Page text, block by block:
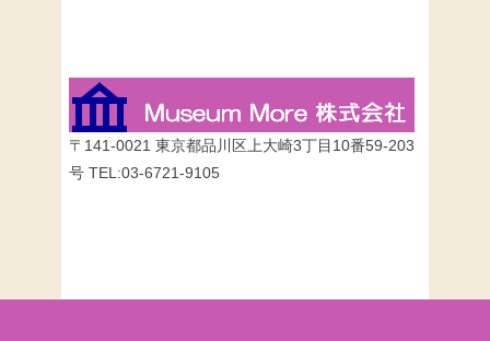
〒141-0021 東京都品川区上大崎3丁目10番59-203
号 TEL:03-6721-9105